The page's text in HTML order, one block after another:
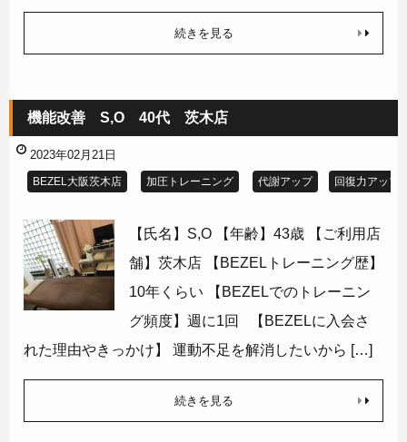
続きを見る
機能改善 S,O 40代 茨木店
2023年02月21日
BEZEL大阪茨木店 加圧トレーニング 代謝アップ 回復力アップ
【氏名】S,O 【年齢】43歳 【ご利用店
舗】茨木店 【BEZELトレーニング歴】
10年くらい 【BEZELでのトレーニン
グ頻度】週に1回 【BEZELに入会さ
れた理由やきっかけ】 運動不足を解消したいから […]
続きを見る